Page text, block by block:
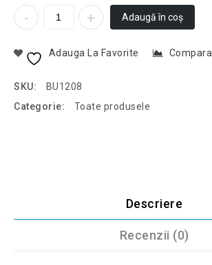
Adaugă în coș
Adauga La Favorite Compara
SKU:
BU1208
Categorie:
Toate produsele
Descriere
Recenzii (0)